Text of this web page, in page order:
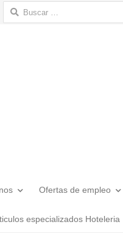
Buscar:
Ofertas de empleo
especializados Hoteleria